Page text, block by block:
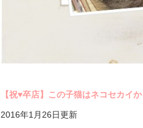
【祝♥︎卒店】この子猫はネコセカイ
2016年1月26日更新